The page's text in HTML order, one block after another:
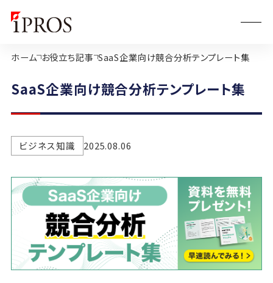
ホーム お役立ち記事 SaaS企業向け競合分析テンプレート集
SaaS企業向け競合分析テンプレート集
ビジネス知識 2025.08.06